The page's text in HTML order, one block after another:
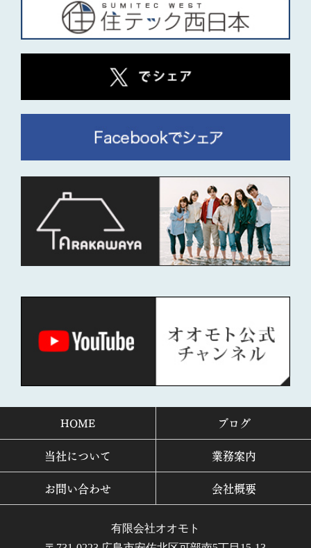
HOME
ブログ
当社について
業務案内
お問い合わせ
会社概要
有限会社オオモト